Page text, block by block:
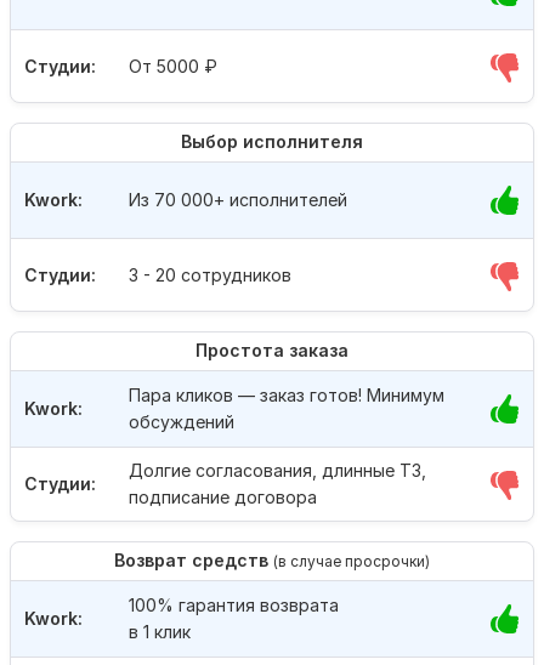
Студии: От 5000 ₽
Выбор исполнителя
Студии: 3 - 20 сотрудников
Kwork: Из 70 000+ исполнителей
Простота заказа
Студии:
Долгие согласования, длинные ТЗ,
подписание договора
Kwork:
Пара кликов — заказ готов! Минимум
обсуждений
Возврат средств (в случае просрочки)
Kwork:
100% гарантия возврата
в 1 клик